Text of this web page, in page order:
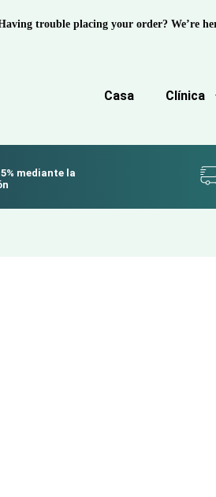
Casa Clínica
mediante la
trouble placing your order? We’re